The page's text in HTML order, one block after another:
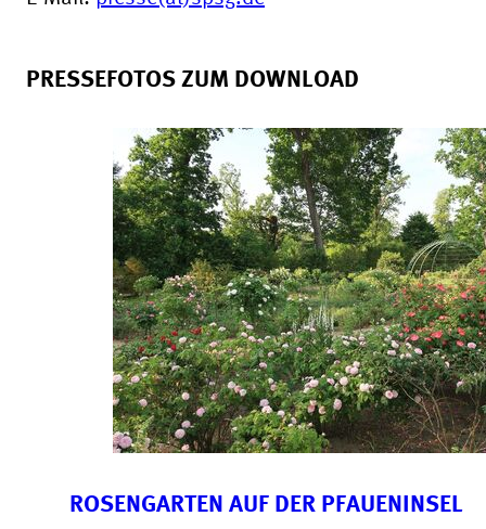
PRESSEFOTOS ZUM DOWNLOAD
ROSENGARTEN AUF DER PFAUENINSEL